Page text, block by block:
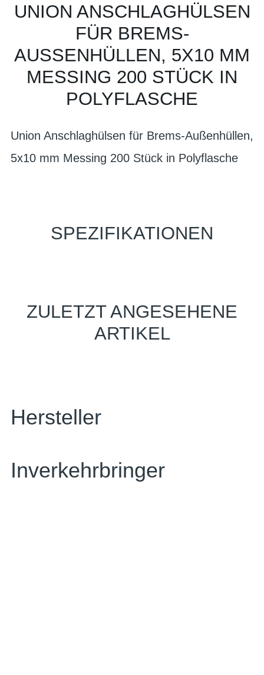
UNION ANSCHLAGHÜLSEN
FÜR BREMS-
AUSSENHÜLLEN, 5X10 MM M
ESSING 200 STÜCK IN P
OLYFLASCHE
Union Anschlaghülsen für Brems-Außenhüllen,
5x10 mm Messing 200 Stück in Polyflasche
SPEZIFIKATIONEN
ZULETZT ANGESEHENE
ARTIKEL
Hersteller
Inverkehrbringer